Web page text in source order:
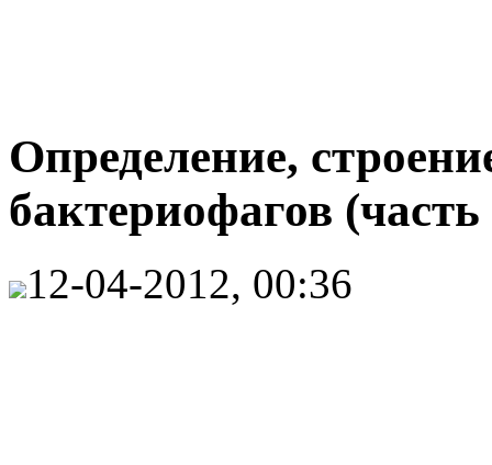
Определение,
бактериофагов (часть
12-04-2012, 00:36